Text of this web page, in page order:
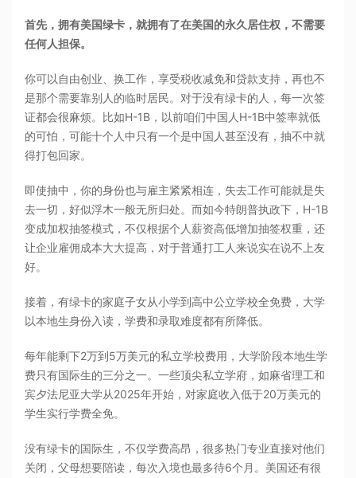
首先，拥有美国绿卡，就拥有了在美国的永久居住权，不需要
任何人担保。
你可以自由创业、换工作，享受税收减免和贷款支持，再也不
是那个需要靠别人的临时居民。对于没有绿卡的人，每一次签
证都会很麻烦。比如H-1B，以前咱们中国人H-1B中签率就低
的可怕，可能十个人中只有一个是中国人甚至没有，抽不中就
得打包回家。
即使抽中，你的身份也与雇主紧紧相连，失去工作可能就是失
去一切，好似浮木一般无所归处。而如今特朗普执政下，H-1B
变成加权抽签模式，不仅根据个人薪资高低增加抽签权重，还
让企业雇佣成本大大提高，对于普通打工人来说实在说不上友
好。
接着，有绿卡的家庭子女从小学到高中公立学校全免费，大学
以本地生身份入读，学费和录取难度都有所降低。
每年能剩下2万到5万美元的私立学校费用，大学阶段本地生学
费只有国际生的三分之一。一些顶尖私立学府，如麻省理工和
宾夕法尼亚大学从2025年开始，对家庭收入低于20万美元的
学生实行学费全免。
没有绿卡的国际生，不仅学费高昂，很多热门专业直接对他们
关闭，父母想要陪读，每次入境也最多待6个月。美国还有很